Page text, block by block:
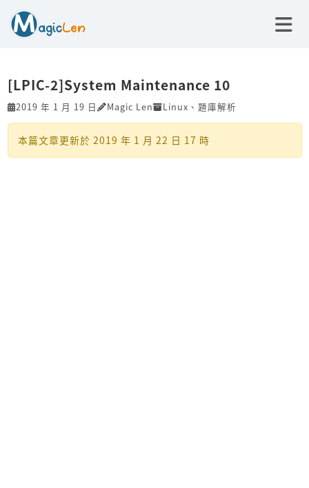
[LPIC-2]System Maintenance 10
2019 年 1 月 19 日 Magic Len Linux 、 題庫解析
本篇文章更新於 2019 年 1 月 22 日 17 時